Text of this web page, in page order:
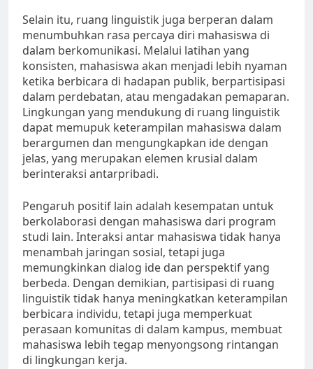
Selain itu, ruang linguistik juga berperan dalam
menumbuhkan rasa percaya diri mahasiswa di
dalam berkomunikasi. Melalui latihan yang
konsisten, mahasiswa akan menjadi lebih nyaman
ketika berbicara di hadapan publik, berpartisipasi
dalam perdebatan, atau mengadakan pemaparan.
Lingkungan yang mendukung di ruang linguistik
dapat memupuk keterampilan mahasiswa dalam
berargumen dan mengungkapkan ide dengan
jelas, yang merupakan elemen krusial dalam
berinteraksi antarpribadi.
Pengaruh positif lain adalah kesempatan untuk
berkolaborasi dengan mahasiswa dari program
studi lain. Interaksi antar mahasiswa tidak hanya
menambah jaringan sosial, tetapi juga
memungkinkan dialog ide dan perspektif yang
berbeda. Dengan demikian, partisipasi di ruang
linguistik tidak hanya meningkatkan keterampilan
berbicara individu, tetapi juga memperkuat
perasaan komunitas di dalam kampus, membuat
mahasiswa lebih tegap menyongsong rintangan
di lingkungan kerja.